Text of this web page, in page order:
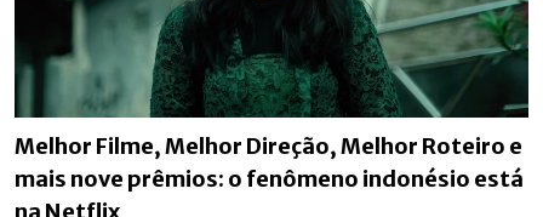
Melhor Filme, Melhor Direção, Melhor Roteiro e
mais nove prêmios: o fenômeno indonésio está